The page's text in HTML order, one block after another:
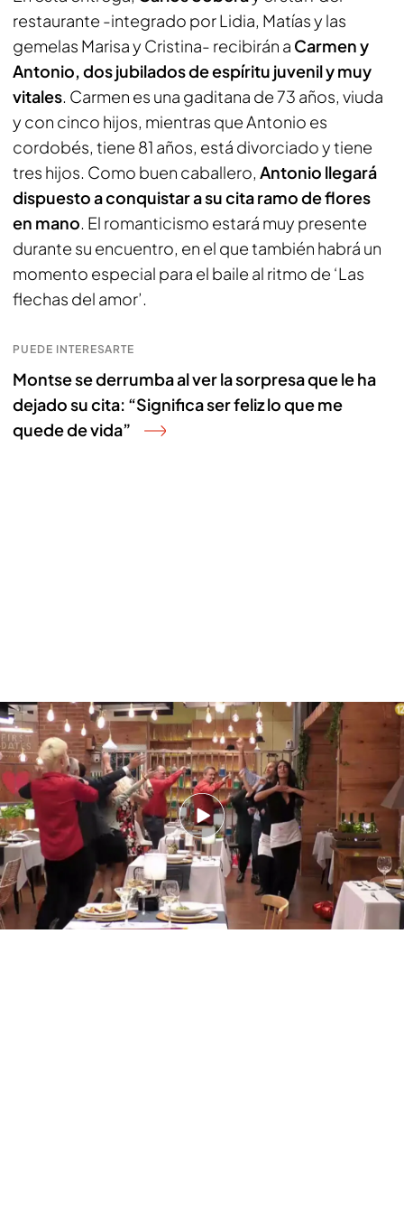
restaurante -integrado por Lidia, Matías y las
gemelas Marisa y Cristina- recibirán a Carmen y
Antonio, dos jubilados de espíritu juvenil y muy
vitales. Carmen es una gaditana de 73 años, viuda
y con cinco hijos, mientras que Antonio es
cordobés, tiene 81 años, está divorciado y tiene
tres hijos. Como buen caballero, Antonio llegará
dispuesto a conquistar a su cita ramo de flores
en mano. El romanticismo estará muy presente
durante su encuentro, en el que también habrá un
momento especial para el baile al ritmo de ‘Las
flechas del amor’.
PUEDE INTERESARTE
Montse se derrumba al ver la sorpresa que le ha
dejado su cita: “Significa ser feliz lo que me
quede de vida”
Especial San Valentín en 'First Dates'